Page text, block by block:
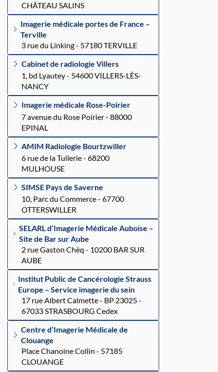
CHÂTEAU SALINS
Imagerie médicale portes de France –
Terville
3 rue du Linking - 57180 TERVILLE
Cabinet de radiologie Villers
1, bd Lyautey - 54600 VILLERS-LÈS-
NANCY
Imagerie médicale Rose-Poirier
7 avenue du Rose Poirier - 88000
EPINAL
AMIM Radiologie Bourtzwiller
6 rue de la Tuilerie - 68200
MULHOUSE
SIMSE Pays de Saverne
10, Parc du Commerce - 67700
OTTERSWILLER
SELARL d’Imagerie Médicale Auboise –
Site de Bar sur Aube
2 rue Gaston Chèq - 10200 BAR SUR
AUBE
Institut Public de Cancérologie Strauss
Europe – Service imagerie du sein
17 rue Albert Calmette - BP 23025 -
67033 STRASBOURG Cedex
Centre d’Imagerie Médicale de
Clouange
Place Chanoine Collin - 57185
CLOUANGE